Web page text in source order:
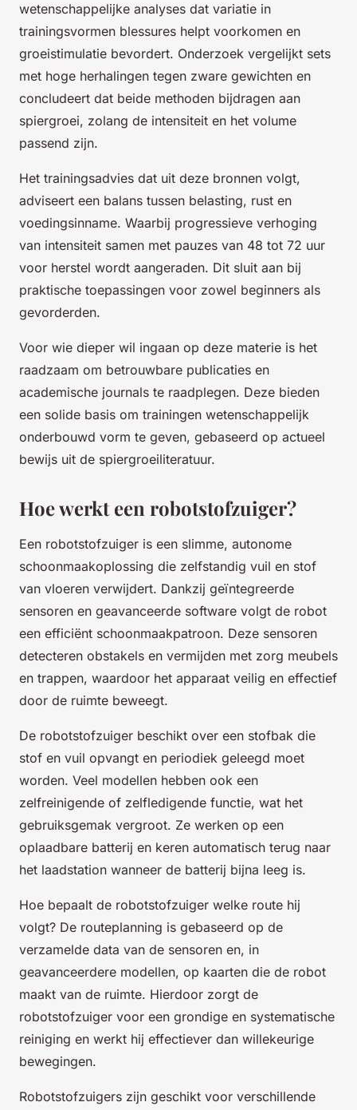
wetenschappelijke analyses dat variatie in
trainingsvormen blessures helpt voorkomen en
groeistimulatie bevordert. Onderzoek vergelijkt sets
met hoge herhalingen tegen zware gewichten en
concludeert dat beide methoden bijdragen aan
spiergroei, zolang de intensiteit en het volume
passend zijn.
Het trainingsadvies dat uit deze bronnen volgt,
adviseert een balans tussen belasting, rust en
voedingsinname. Waarbij progressieve verhoging
van intensiteit samen met pauzes van 48 tot 72 uur
voor herstel wordt aangeraden. Dit sluit aan bij
praktische toepassingen voor zowel beginners als
gevorderden.
Voor wie dieper wil ingaan op deze materie is het
raadzaam om betrouwbare publicaties en
academische journals te raadplegen. Deze bieden
een solide basis om trainingen wetenschappelijk
onderbouwd vorm te geven, gebaseerd op actueel
bewijs uit de spiergroeiliteratuur.
Hoe werkt een robotstofzuiger?
Een robotstofzuiger is een slimme, autonome
schoonmaakoplossing die zelfstandig vuil en stof
van vloeren verwijdert. Dankzij geïntegreerde
sensoren en geavanceerde software volgt de robot
een efficiënt schoonmaakpatroon. Deze sensoren
detecteren obstakels en vermijden met zorg meubels
en trappen, waardoor het apparaat veilig en effectief
door de ruimte beweegt.
De robotstofzuiger beschikt over een stofbak die
stof en vuil opvangt en periodiek geleegd moet
worden. Veel modellen hebben ook een
zelfreinigende of zelfledigende functie, wat het
gebruiksgemak vergroot. Ze werken op een
oplaadbare batterij en keren automatisch terug naar
het laadstation wanneer de batterij bijna leeg is.
Hoe bepaalt de robotstofzuiger welke route hij
volgt? De routeplanning is gebaseerd op de
verzamelde data van de sensoren en, in
geavanceerdere modellen, op kaarten die de robot
maakt van de ruimte. Hierdoor zorgt de
robotstofzuiger voor een grondige en systematische
reiniging en werkt hij effectiever dan willekeurige
bewegingen.
Robotstofzuigers zijn geschikt voor verschillende